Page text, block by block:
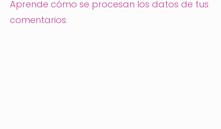
Aprende cómo se procesan los datos de tus
comentarios.